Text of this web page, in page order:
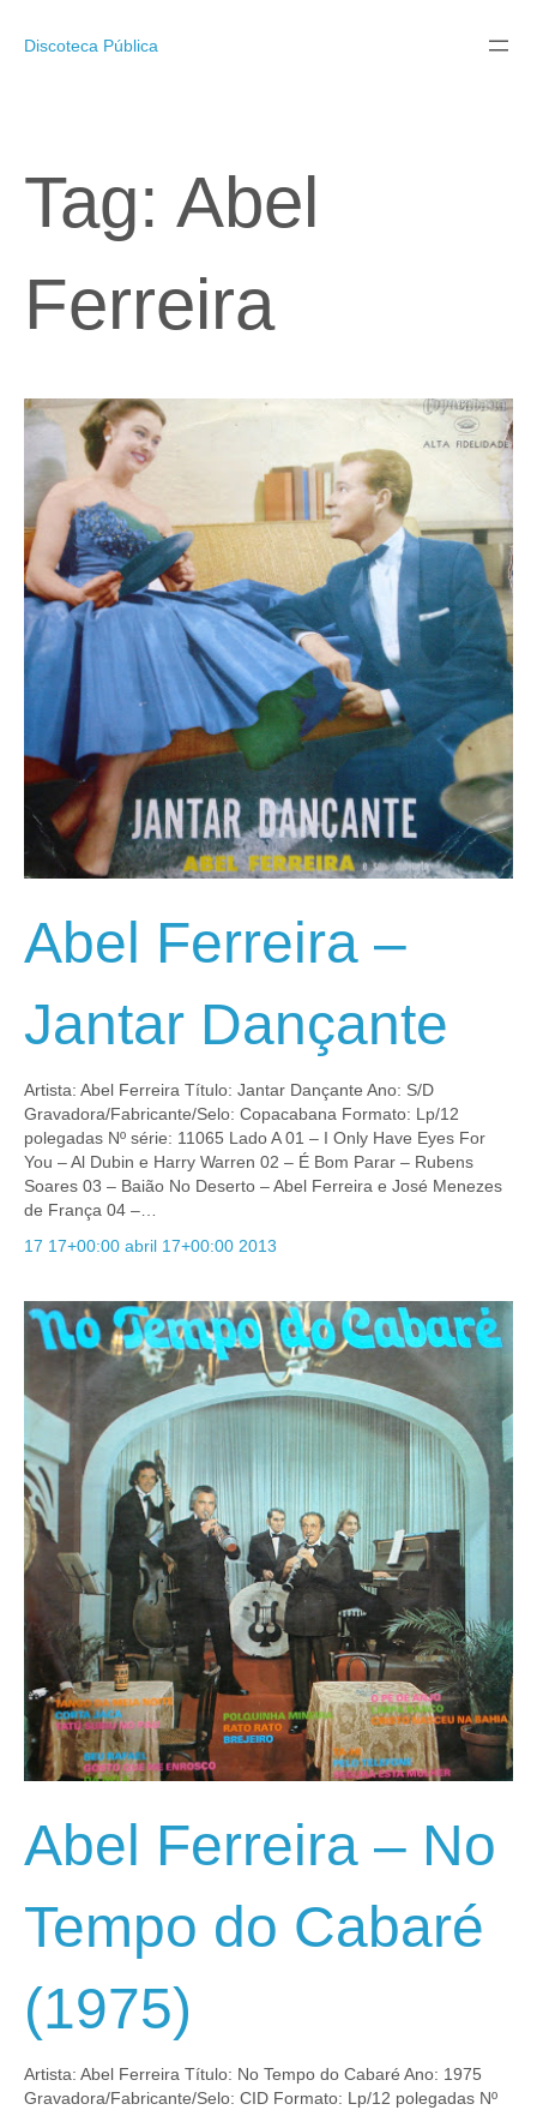
Discoteca Pública
Tag: Abel
Ferreira
Abel Ferreira –
Jantar Dançante
Artista: Abel Ferreira Título: Jantar Dançante Ano: S/D
Gravadora/Fabricante/Selo: Copacabana Formato: Lp/12
polegadas Nº série: 11065 Lado A 01 – I Only Have Eyes For
You – Al Dubin e Harry Warren 02 – É Bom Parar – Rubens
Soares 03 – Baião No Deserto – Abel Ferreira e José Menezes
de França 04 –…
17 17+00:00 abril 17+00:00 2013
Abel Ferreira – No
Tempo do Cabaré
(1975)
Artista: Abel Ferreira Título: No Tempo do Cabaré Ano: 1975
Gravadora/Fabricante/Selo: CID Formato: Lp/12 polegadas Nº